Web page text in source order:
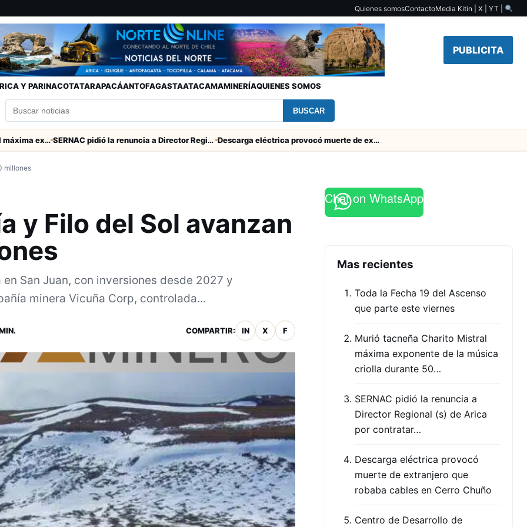
Quienes somosContactoMedia Kitin | X | YT |
PUBLICITA
Y PARINACOTATARAPACÁANTOFAGASTAATACAMAMINERÍAQUIENES SOMOS
BUSCAR
Murió tacneña Charito Mistral máxima exponente de la música criolla durante 50 años SERNAC pidió la renuncia a Director Regional (s) de Arica por contratar solo a militantes del Gobierno Descarga eléctrica provocó muerte de extranjero que robaba cables en Cerro Chuño
millones
y Filo del Sol avanzan
San Juan, con inversiones desde 2027 y
minera Vicuña Corp, controlada...
COMPARTIR: IN X F
Chat on WhatsApp
Mas recientes
Toda la Fecha 19 del Ascenso
que parte este viernes
Murió tacneña Charito Mistral
máxima exponente de la música
criolla durante 50…
SERNAC pidió la renuncia a
Director Regional (s) de Arica
por contratar…
Descarga eléctrica provocó
muerte de extranjero que
robaba cables en Cerro Chuño
Centro de Desarrollo de